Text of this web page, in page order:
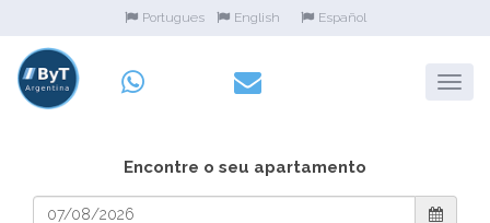
Portugues English Español
Encontre o seu apartamento